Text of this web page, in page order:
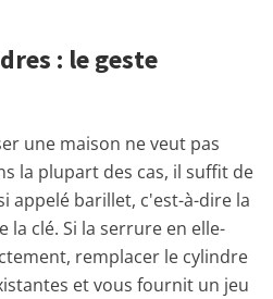
: le geste
une maison ne veut pas
la plupart des cas, il suffit de
appelé barillet, c'est-à-dire la
la clé. Si la serrure en elle-
remplacer le cylindre
et vous fournit un jeu